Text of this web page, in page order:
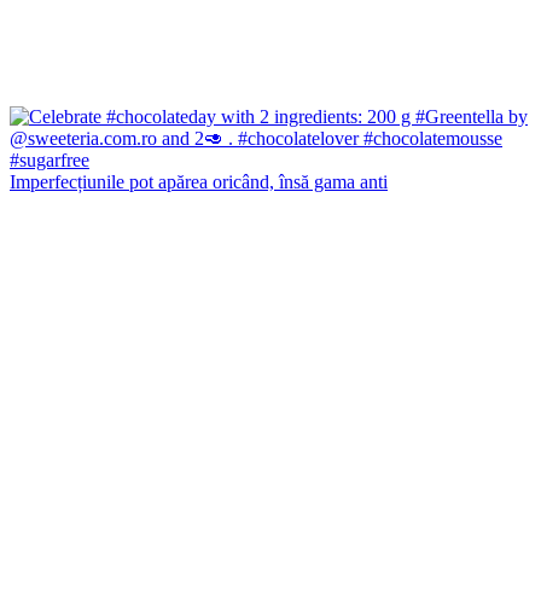
Imperfecțiunile pot apărea oricând, însă gama anti